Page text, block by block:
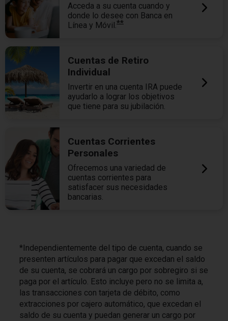
Acceda a su cuenta cuando y
donde lo desee con Banca en
Línea y Móvil.**
Cuentas de Retiro
Individual
Invertir en una cuenta IRA puede
ayudarlo a lograr los objetivos
que tiene para su jubilación.
Cuentas Corrientes
Personales
Ofrecemos una variedad de
cuentas corrientes para
satisfacer sus necesidades
bancarias.
*Independientemente del tipo de cuenta, cuando se
presenten artículos para pagar que excedan el saldo
de su cuenta, se cobrará un cargo por sobregiro si se
paga por el artículo. Esto incluye pero no se limita a,
las transacciones con tarjeta de débito, como
extracciones por cajero automático, que excedan el
saldo de su cuenta y puedan generar un cargo por